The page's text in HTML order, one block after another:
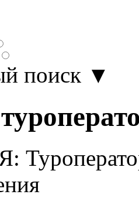
поиск ▼